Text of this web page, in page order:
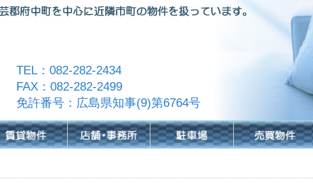
TEL：082-282-2434
FAX：082-282-2499
免許番号：広島県知事(9)第6764号